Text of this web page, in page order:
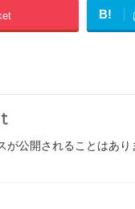
B!
が公開されることはあり